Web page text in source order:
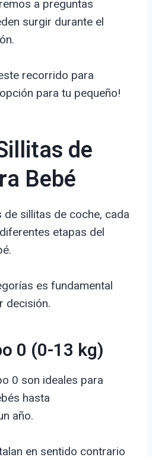
a preguntas
surgir durante el
recorrido para
para tu pequeño!
de
Bebé
de sillitas de coche, cada
etapas del
es fundamental
decisión.
0 (0-13 kg)
0 son ideales para
hasta
año.
en sentido contrario